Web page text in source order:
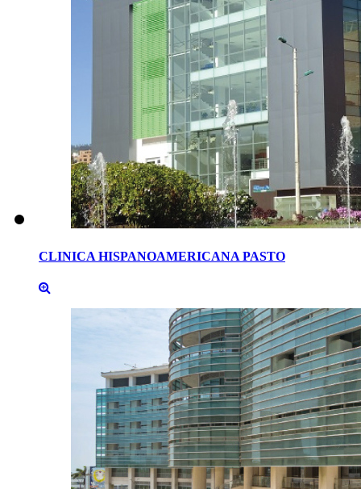
CLINICA HISPANOAMERICANA PASTO